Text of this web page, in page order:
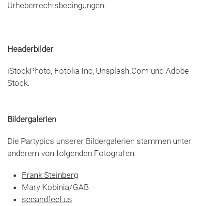
Urheberrechtsbedingungen.
Headerbilder
iStockPhoto, Fotolia Inc, Unsplash.Com und Adobe
Stock.
Bildergalerien
Die Partypics unserer Bildergalerien stammen unter
anderem von folgenden Fotografen:
Frank Steinberg
Mary Kobinia/GAB
seeandfeel.us